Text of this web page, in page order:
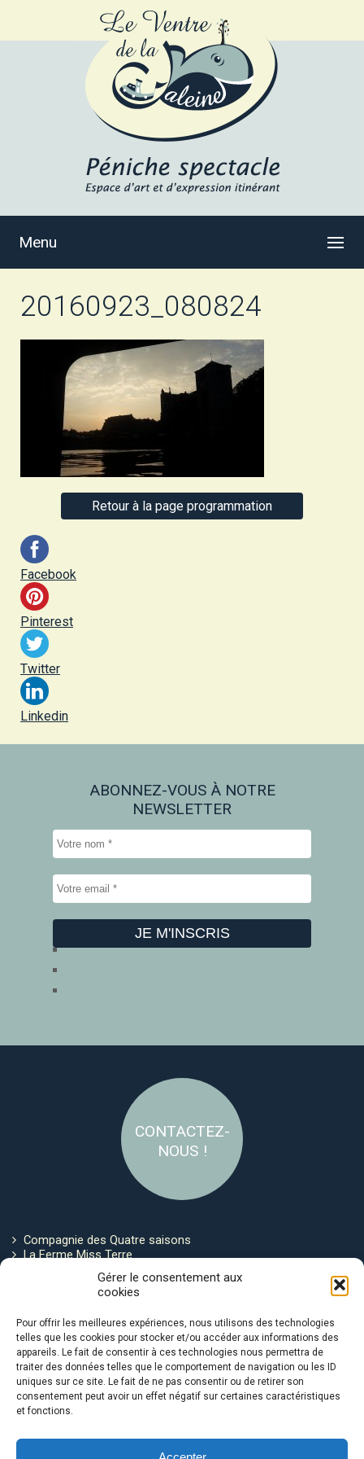
Gérer le consentement aux
cookies
Pour offrir les meilleures expériences, nous utilisons des technologies
telles que les cookies pour stocker et/ou accéder aux informations des
appareils. Le fait de consentir à ces technologies nous permettra de
traiter des données telles que le comportement de navigation ou les ID
uniques sur ce site. Le fait de ne pas consentir ou de retirer son
consentement peut avoir un effet négatif sur certaines caractéristiques
et fonctions.
Menu
20160923_080824
Retour à la page programmation
Facebook
Pinterest
Twitter
Linkedin
ABONNEZ-VOUS À NOTRE
NEWSLETTER
CONTACTEZ-
NOUS !
Compagnie des Quatre saisons
La Ferme Miss Terre
Politique de cookies
Avec le soutien de :